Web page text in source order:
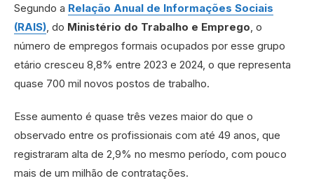
Segundo a Relação Anual de Informações Sociais
(RAIS) , do Ministério do Trabalho e Emprego , o
número de empregos formais ocupados por esse grupo
etário cresceu 8,8% entre 2023 e 2024, o que representa
quase 700 mil novos postos de trabalho.
Esse aumento é quase três vezes maior do que o
observado entre os profissionais com até 49 anos, que
registraram alta de 2,9% no mesmo período, com pouco
mais de um milhão de contratações.